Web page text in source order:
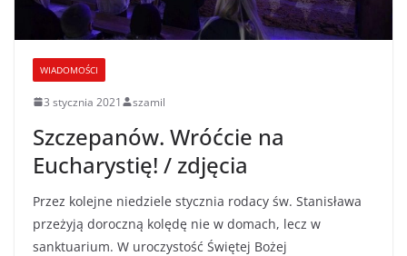
WIADOMOŚCI
3 stycznia 2021 szamil
Szczepanów. Wróćcie na
Eucharystię! / zdjęcia
Przez kolejne niedziele stycznia rodacy św. Stanisława
przeżyją doroczną kolędę nie w domach, lecz w
sanktuarium. W uroczystość Świętej Bożej